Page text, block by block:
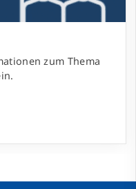
zum Thema